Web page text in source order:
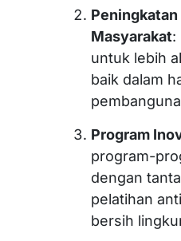
Masyarakat:
untuk lebih
baik dalam
Program
program-
dengan
pelatihan
bersih